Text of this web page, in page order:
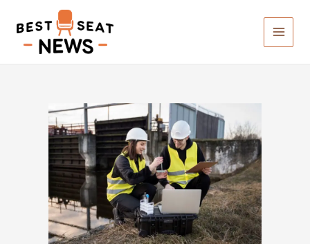
para
conteúdo